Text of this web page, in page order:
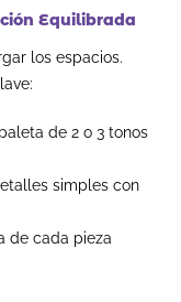
Equilibrada
los espacios.
de 2 o 3 tonos
simples con
de cada pieza